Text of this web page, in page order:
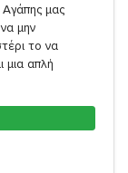
Αγάπης μας
μην
το να
μια απλή